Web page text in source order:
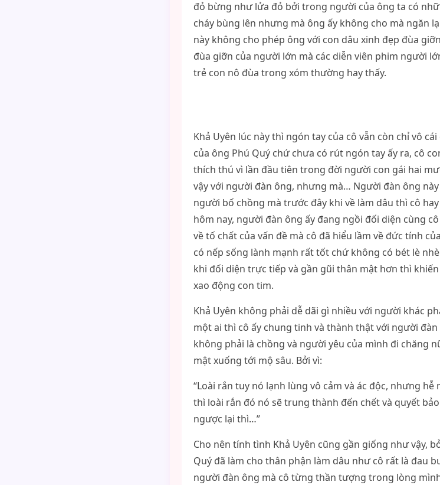
đỏ bừng như lửa đỏ bởi trong người của ông ta có
cháy bùng lên nhưng mà ông ấy không cho mà ngăn
này không cho phép ông với con dâu xinh đẹp đùa
đùa giỡn của người lớn mà các diễn viên phim người
trẻ con nô đùa trong xóm thường hay thấy.
Khả Uyên lúc này thì ngón tay của cô vẫn còn chỉ vô
của ông Phú Quý chứ chưa có rút ngón tay ấy ra, cô
thích thú vì lần đầu tiên trong đời người con gái hai
vậy với người đàn ông, nhưng mà… Người đàn ông
người bố chồng mà trước đây khi về làm dâu thì cô
hôm nay, người đàn ông ấy đang ngồi đối diện cùng
về tố chất của vấn đề mà cô đã hiểu lầm về đức tính
có nếp sống lành mạnh rất tốt chứ không có bét lè
khi đối diện trực tiếp và gần gũi thân mật hơn thì
xao động con tim.
Khả Uyên không phải dễ dãi gì nhiều với người khác
một ai thì cô ấy chung tinh và thành thật với người
không phải là chồng và người yêu của mình đi chăng
mật xuống tới mộ sâu. Bởi vì:
“Loài rắn tuy nó lạnh lùng vô cảm và ác độc, nhưng
thì loài rắn đó nó sẽ trung thành đến chết và quyết
ngược lại thì…”
Cho nên tính tình Khả Uyên cũng gần giống như vậy,
Quý đã làm cho thân phận làm dâu như cô rất là đau
người đàn ông mà cô từng thần tượng trong lòng